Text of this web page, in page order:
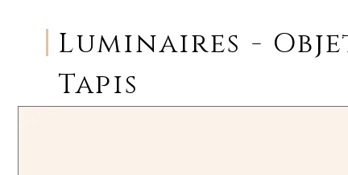
Luminaires -
Tapis